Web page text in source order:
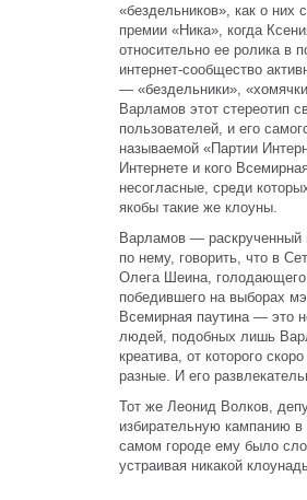
«бездельников», как о них
премии «Ника», когда
относительно ее ролика в
интернет-сообщество
— «бездельники»,
Варламов этот стереотип
пользователей, и его
называемой «Партии
Интернете и кого
несогласные, среди
якобы такие же клоуны.
Варламов — раскрученный
по нему, говорить, что в
Олега Шеина, голодающего
победившего на выборах
Всемирная паутина — это
людей, подобных лишь
креатива, от которого
разные. И его
Тот же Леонид Волков,
избирательную кампанию в
самом городе ему было
устраивая никакой